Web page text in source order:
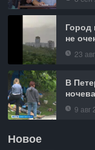
Город
не
23
В
9 авг
Новое